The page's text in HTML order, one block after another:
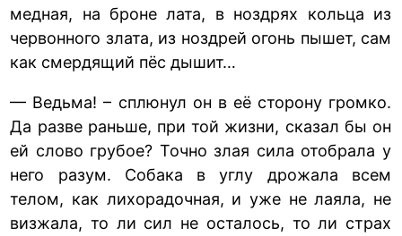
медная, на броне лата, в ноздрях кольца из
червонного злата, из ноздрей огонь пышет, сам
как смердящий пёс дышит…
— Ведьма! – сплюнул он в её сторону громко.
Да разве раньше, при той жизни, сказал бы он
ей слово грубое? Точно злая сила отобрала у
него разум. Собака в углу дрожала всем
телом, как лихорадочная, и уже не лаяла, не
визжала, то ли сил не осталось, то ли страх